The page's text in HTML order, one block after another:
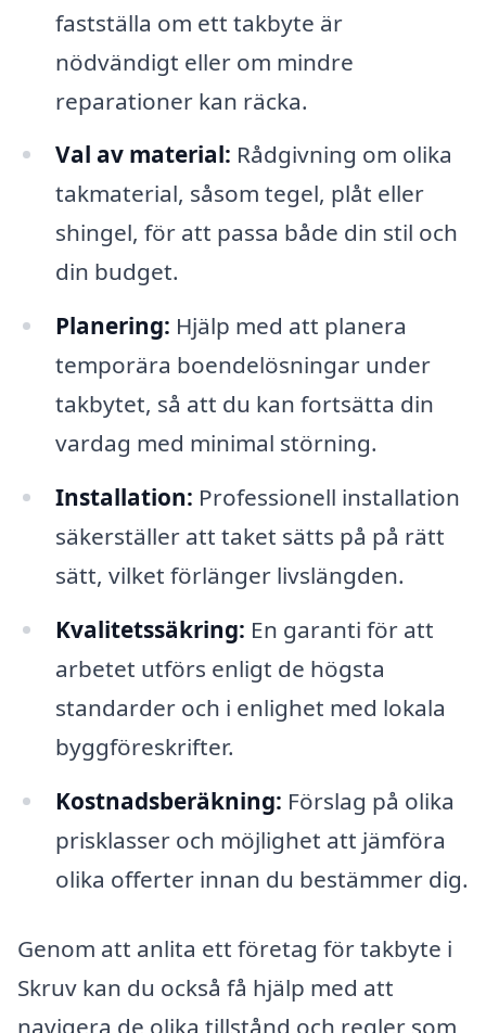
fastställa om ett takbyte är
nödvändigt eller om mindre
reparationer kan räcka.
Val av material: Rådgivning om olika
takmaterial, såsom tegel, plåt eller
shingel, för att passa både din stil och
din budget.
Planering: Hjälp med att planera
temporära boendelösningar under
takbytet, så att du kan fortsätta din
vardag med minimal störning.
Installation: Professionell installation
säkerställer att taket sätts på på rätt
sätt, vilket förlänger livslängden.
Kvalitetssäkring: En garanti för att
arbetet utförs enligt de högsta
standarder och i enlighet med lokala
byggföreskrifter.
Kostnadsberäkning: Förslag på olika
prisklasser och möjlighet att jämföra
olika offerter innan du bestämmer dig.
Genom att anlita ett företag för takbyte i
Skruv kan du också få hjälp med att
navigera de olika tillstånd och regler som